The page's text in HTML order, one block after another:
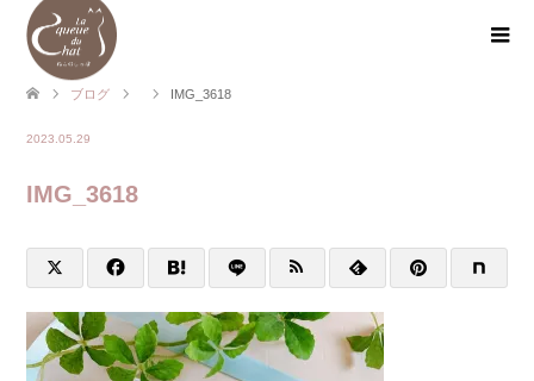
ブログ IMG_3618
2023.05.29
IMG_3618